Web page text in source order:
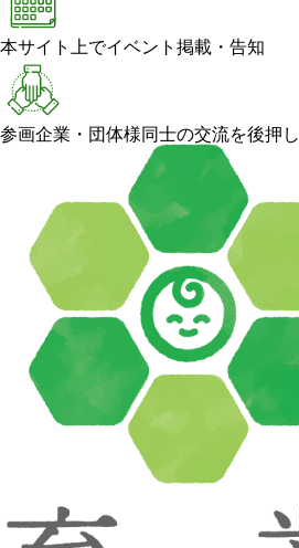
本サイト上でイベント掲載・告知
参画企業・団体様同士の交流を後押し